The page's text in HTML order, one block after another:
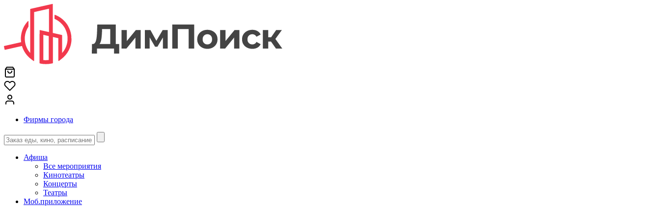
Фирмы города
Афиша
Все мероприятия
Кинотеатры
Концерты
Театры
Моб.приложение